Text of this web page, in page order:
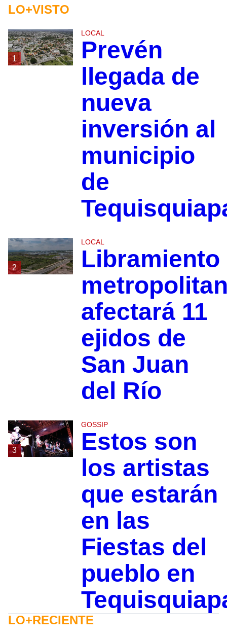
LO+VISTO
1
LOCAL
Prevén
llegada de
nueva
inversión al
municipio
de
2
LOCAL
Libramiento
afectará 11
ejidos de
San Juan
del Río
3
GOSSIP
Estos son
los artistas
que estarán
en las
Fiestas del
pueblo en
LO+RECIENTE